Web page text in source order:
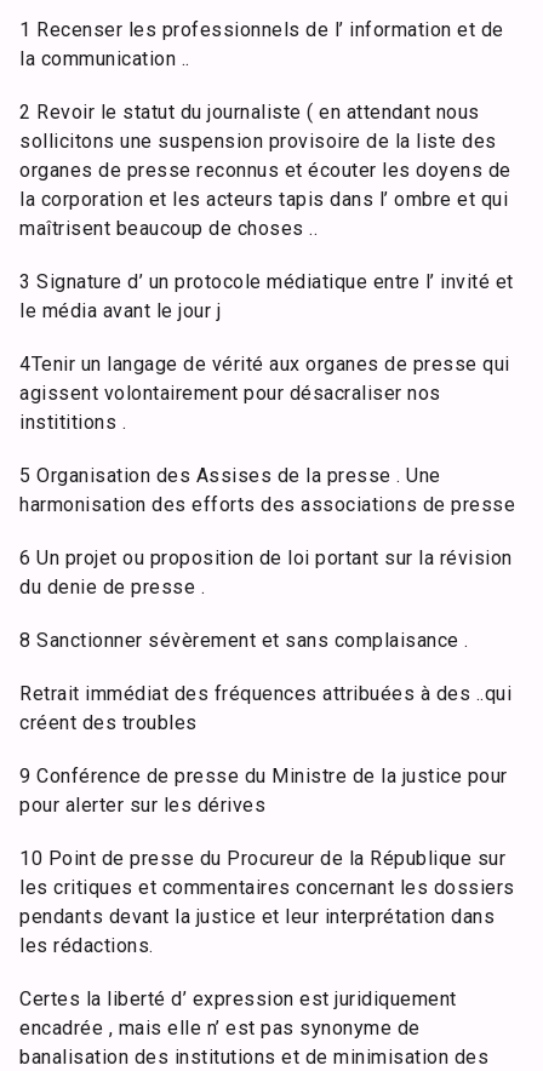
1 Recenser les professionnels de l’ information et de
la communication ..
2 Revoir le statut du journaliste ( en attendant nous
sollicitons une suspension provisoire de la liste des
organes de presse reconnus et écouter les doyens de
la corporation et les acteurs tapis dans l’ ombre et qui
maîtrisent beaucoup de choses ..
3 Signature d’ un protocole médiatique entre l’ invité et
le média avant le jour j
4Tenir un langage de vérité aux organes de presse qui
agissent volontairement pour désacraliser nos
instititions .
5 Organisation des Assises de la presse . Une
harmonisation des efforts des associations de presse
6 Un projet ou proposition de loi portant sur la révision
du denie de presse .
8 Sanctionner sévèrement et sans complaisance .
Retrait immédiat des fréquences attribuées à des ..qui
créent des troubles
9 Conférence de presse du Ministre de la justice pour
pour alerter sur les dérives
10 Point de presse du Procureur de la République sur
les critiques et commentaires concernant les dossiers
pendants devant la justice et leur interprétation dans
les rédactions.
Certes la liberté d’ expression est juridiquement
encadrée , mais elle n’ est pas synonyme de
banalisation des institutions et de minimisation des